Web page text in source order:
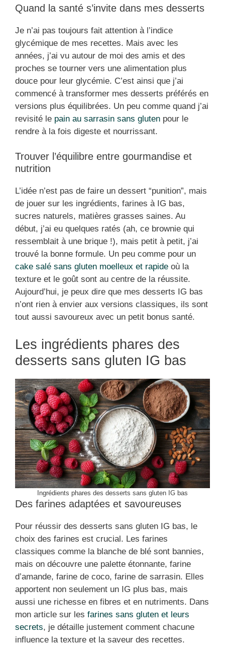
Quand la santé s’invite dans mes desserts
Je n’ai pas toujours fait attention à l’indice
glycémique de mes recettes. Mais avec les
années, j’ai vu autour de moi des amis et des
proches se tourner vers une alimentation plus
douce pour leur glycémie. C’est ainsi que j’ai
commencé à transformer mes desserts préférés en
versions plus équilibrées. Un peu comme quand j’ai
revisité le pain au sarrasin sans gluten pour le
rendre à la fois digeste et nourrissant.
Trouver l’équilibre entre gourmandise et
nutrition
L’idée n’est pas de faire un dessert “punition”, mais
de jouer sur les ingrédients, farines à IG bas,
sucres naturels, matières grasses saines. Au
début, j’ai eu quelques ratés (ah, ce brownie qui
ressemblait à une brique !), mais petit à petit, j’ai
trouvé la bonne formule. Un peu comme pour un
cake salé sans gluten moelleux et rapide où la
texture et le goût sont au centre de la réussite.
Aujourd’hui, je peux dire que mes desserts IG bas
n’ont rien à envier aux versions classiques, ils sont
tout aussi savoureux avec un petit bonus santé.
Les ingrédients phares des
desserts sans gluten IG bas
Ingrédients phares des desserts sans gluten IG bas
Des farines adaptées et savoureuses
Pour réussir des desserts sans gluten IG bas, le
choix des farines est crucial. Les farines
classiques comme la blanche de blé sont bannies,
mais on découvre une palette étonnante, farine
d’amande, farine de coco, farine de sarrasin. Elles
apportent non seulement un IG plus bas, mais
aussi une richesse en fibres et en nutriments. Dans
mon article sur les farines sans gluten et leurs
secrets, je détaille justement comment chacune
influence la texture et la saveur des recettes.